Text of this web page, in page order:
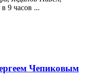
9 часов ...
Чепиковым